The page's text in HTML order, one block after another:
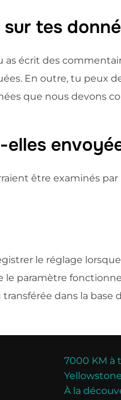
tes
as écrit des
En outre, tu peux
que nous devons
être examinés
le réglage
le paramètre
dans la base
7000 KM à
À la